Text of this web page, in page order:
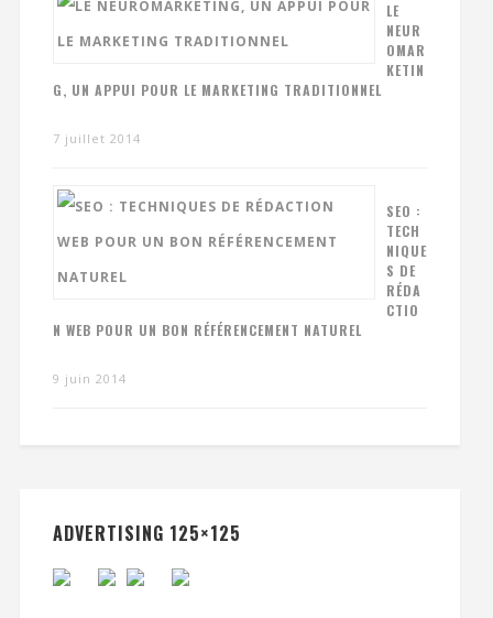
LE
NEUR
OMAR
KETIN
G, UN APPUI POUR LE MARKETING TRADITIONNEL
7 juillet 2014
SEO :
TECH
NIQUE
S DE
RÉDA
CTIO
N WEB POUR UN BON RÉFÉRENCEMENT NATUREL
9 juin 2014
ADVERTISING 125×125